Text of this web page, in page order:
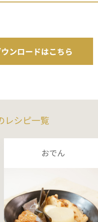
レシピ一覧
おでん